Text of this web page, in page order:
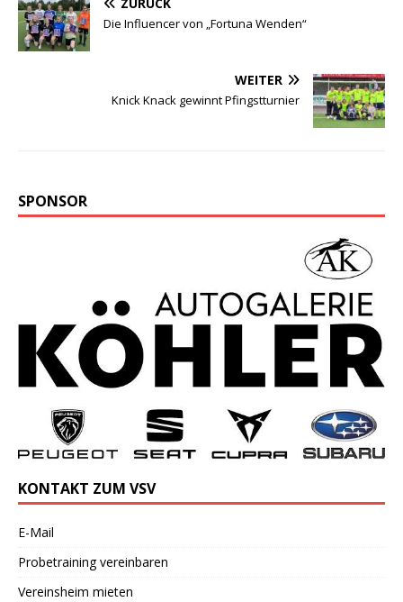
Die Influencer von „Fortuna Wenden“
WEITER
Knick Knack gewinnt Pfingstturnier
SPONSOR
KONTAKT ZUM VSV
E-Mail
Probetraining vereinbaren
Vereinsheim mieten